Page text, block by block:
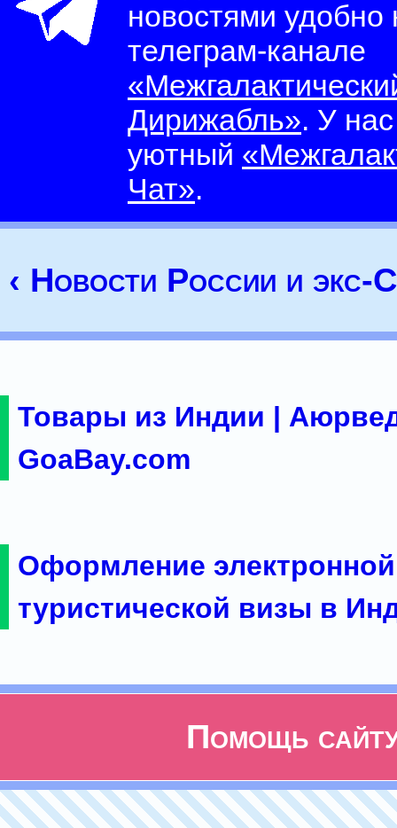
новостями
телеграм-канале
Дирижабль». У
уютный
Чат».
‹ Новости России и
Товары из Индии |
GoaBay.com
Оформление электронной
туристической визы в
Помощь